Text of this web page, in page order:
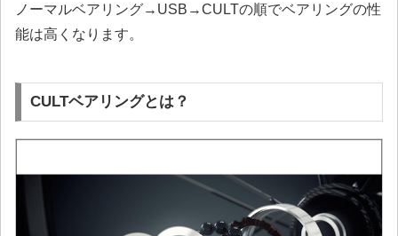
ノーマルベアリング→USB→CULTの順でベアリングの性
能は高くなります。
CULTベアリングとは？